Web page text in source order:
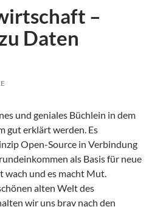
–
Daten
und geniales Büchlein in dem
gut erklärt werden. Es
Open-Source in Verbindung
als Basis für neue
wach und es macht Mut.
alten Welt des
wir uns brav nach den